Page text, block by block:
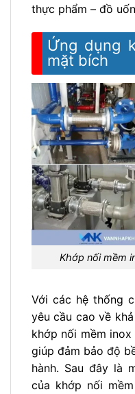
thực phẩm – đồ
Ứng dụng
mặt bích
Khớp nối mềm
Với các hệ thống
yêu cầu cao về
khớp nối mềm
giúp đảm bảo độ
hành. Sau đây là
của khớp nối